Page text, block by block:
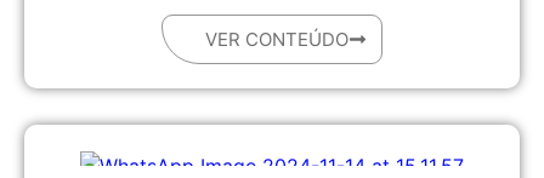
VER CONTEÚDO